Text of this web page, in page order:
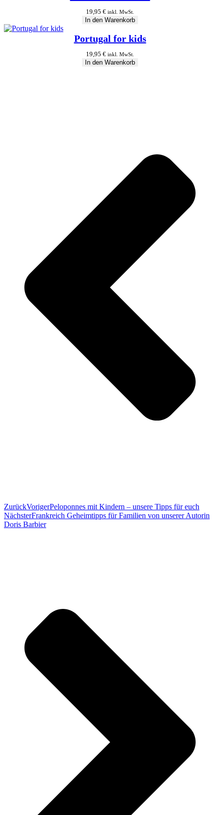
19,95 € inkl. MwSt.
In den Warenkorb
Portugal for kids
19,95 € inkl. MwSt.
In den Warenkorb
ZurückVorigerPeloponnes mit Kindern – unsere Tipps für euch
NächsterFrankreich Geheimtipps für Familien von unserer Autorin
Doris Barbier